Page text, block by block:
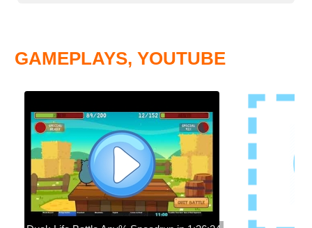
GAMEPLAYS, YOUTUBE